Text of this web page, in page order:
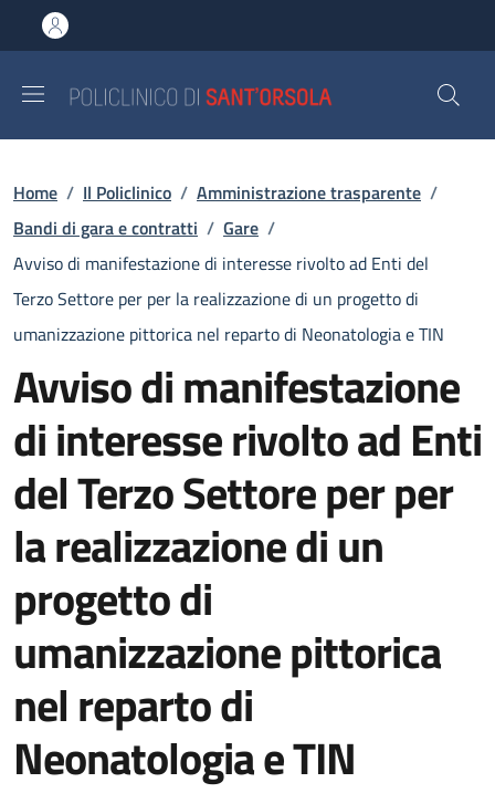
al contenuto principale
to footer content
Briciole di pane
Home / Il Policlinico / Amministrazione trasparente /
Bandi di gara e contratti / Gare /
Avviso di manifestazione di interesse rivolto ad Enti del
Terzo Settore per per la realizzazione di un progetto di
umanizzazione pittorica nel reparto di Neonatologia e TIN
Avviso di manifestazione
di interesse rivolto ad Enti
del Terzo Settore per per
la realizzazione di un
progetto di
umanizzazione pittorica
nel reparto di
Neonatologia e TIN